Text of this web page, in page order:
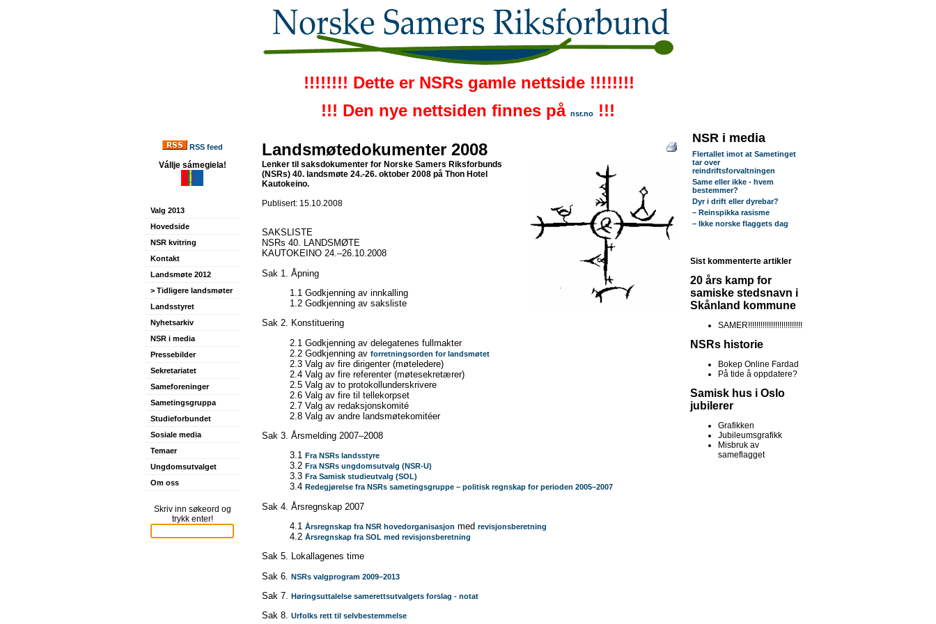
!!!!!!!! Dette er NSRs gamle nettside !!!!!!!!
!!! Den nye nettsiden finnes på nsr.no !!!
RSS feed
Vállje sámegiela!
Valg 2013
Hovedside
NSR kvitring
Kontakt
Landsmøte 2012
> Tidligere landsmøter
Landsstyret
Nyhetsarkiv
NSR i media
Pressebilder
Sekretariatet
Sameforeninger
Sametingsgruppa
Studieforbundet
Sosiale media
Temaer
Ungdomsutvalget
Om oss
Skriv inn søkeord og
trykk enter!
Landsmøtedokumenter 2008
Lenker til saksdokumenter for Norske Samers Riksforbunds
(NSRs) 40. landsmøte 24.-26. oktober 2008 på Thon Hotel
Kautokeino.
Publisert: 15.10.2008
SAKSLISTE
NSRs 40. LANDSMØTE
KAUTOKEINO 24.–26.10.2008
Sak 1. Åpning
1.1 Godkjenning av innkalling
1.2 Godkjenning av saksliste
Sak 2. Konstituering
2.1 Godkjenning av delegatenes fullmakter
2.2 Godkjenning av forretningsorden for landsmøtet
2.3 Valg av fire dirigenter (møteledere)
2.4 Valg av fire referenter (møtesekretærer)
2.5 Valg av to protokollunderskrivere
2.6 Valg av fire til tellekorpset
2.7 Valg av redaksjonskomité
2.8 Valg av andre landsmøtekomitéer
Sak 3. Årsmelding 2007–2008
3.1 Fra NSRs landsstyre
3.2 Fra NSRs ungdomsutvalg (NSR-U)
3.3 Fra Samisk studieutvalg (SOL)
3.4 Redegjørelse fra NSRs sametingsgruppe – politisk regnskap for perioden 2005–2007
Sak 4. Årsregnskap 2007
4.1 Årsregnskap fra NSR hovedorganisasjon med revisjonsberetning
4.2 Årsregnskap fra SOL med revisjonsberetning
Sak 5. Lokallagenes time
Sak 6.
NSRs valgprogram 2009–2013
Sak 7. Høringsuttalelse samerettsutvalgets forslag - notat
Sak 8. Urfolks rett til selvbestemmelse
NSR i media
Flertallet imot at Sametinget
tar over
reindriftsforvaltningen
Same eller ikke - hvem
bestemmer?
Dyr i drift eller dyrebar?
– Reinspikka rasisme
– Ikke norske flaggets dag
Sist kommenterte artikler
20 års kamp for
samiske stedsnavn i
Skånland kommune
SAMER!!!!!!!!!!!!!!!!!!!!!!!!!!
NSRs historie
Bokep Online Fardad
På tide å oppdatere?
Samisk hus i Oslo
jubilerer
Grafikken
Jubileumsgrafikk
Misbruk av
sameflagget